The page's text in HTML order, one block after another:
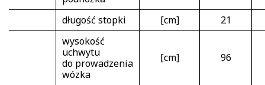
długość stopki [cm]
21
wysokość
uchwytu
do prowadzenia
wózka
[cm] 96